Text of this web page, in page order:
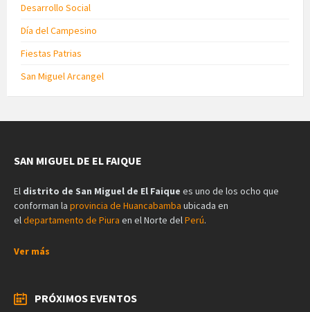
Desarrollo Social
Día del Campesino
Fiestas Patrias
San Miguel Arcangel
SAN MIGUEL DE EL FAIQUE
El distrito de San Miguel de El Faique es uno de los ocho que
conforman la provincia de Huancabamba ubicada en
eldepartamento de Piura en el Norte delPerú.
Ver más
PRÓXIMOS EVENTOS